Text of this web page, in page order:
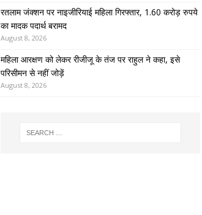
रतलाम जंक्शन पर नाइजीरियाई महिला गिरफ्तार, 1.60 करोड़ रुपये
का मादक पदार्थ बरामद
August 8, 2026
महिला आरक्षण को लेकर रीजीजू के तंज पर राहुल ने कहा, इसे
परिसीमन से नहीं जोड़ें
August 8, 2026